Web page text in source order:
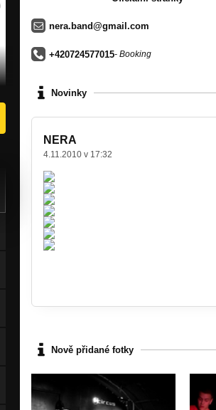
nera.band@gmail.com
+420724577015- Booking
Novinky
NERA
4.11.2010 v 17:32
Nově přidané fotky